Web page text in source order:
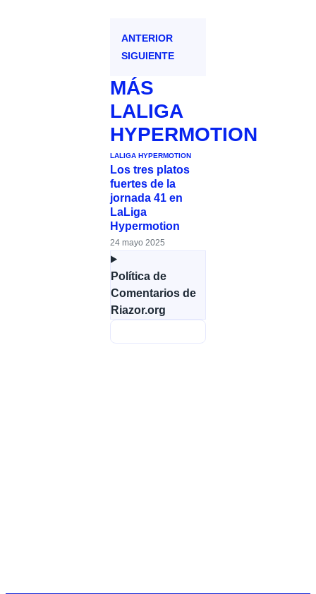
ANTERIOR
SIGUIENTE
MÁS
LALIGA
HYPERMOTION
LALIGA HYPERMOTION
Los tres platos
fuertes de la
jornada 41 en
LaLiga
Hypermotion
24 mayo 2025
Política de
Comentarios de
Riazor.org